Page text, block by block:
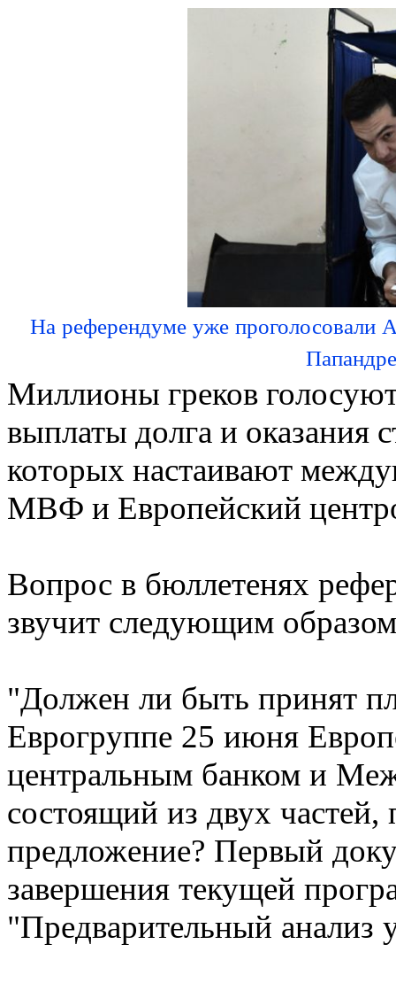
На референдуме уже проголосовали
Миллионы греков
выплаты долга и
которых настаивают
МВФ и Европейский
Вопрос в бюллетенях
звучит следующим
"Должен ли быть принят
Еврогруппе 25 июня
центральным банком и
состоящий из двух
предложение? Первый
завершения текущей
"Предварительный анализ